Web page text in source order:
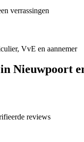
verrassingen
VvE en aannemer
Nieuwpoort
reviews